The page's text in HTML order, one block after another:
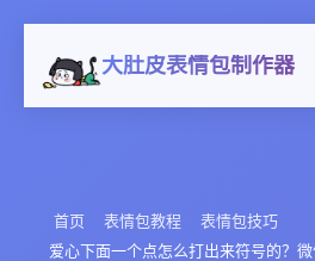
大肚皮表情包制作器
首页 表情包教程
表情包技巧
爱心下面一个点怎么打出来符号的？